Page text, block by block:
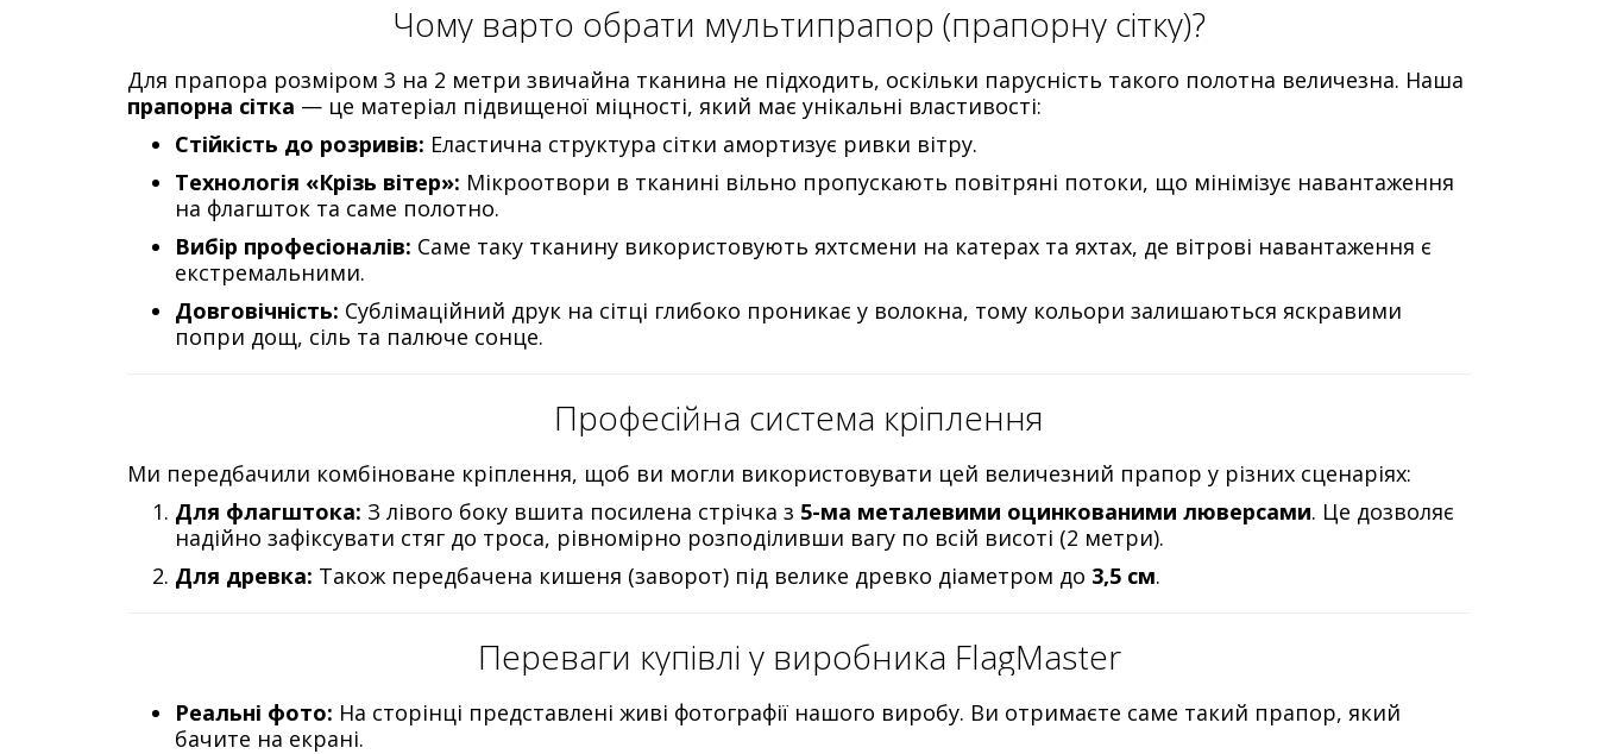
Чому варто обрати мультипрапор (прапорну сітку)?
Для прапора розміром 3 на 2 метри звичайна тканина не підходить, оскільки парусність такого полотна величезна. Наша
прапорна сітка — це матеріал підвищеної міцності, який має унікальні властивості:
Стійкість до розривів: Еластична структура сітки амортизує ривки вітру.
Технологія «Крізь вітер»: Мікроотвори в тканині вільно пропускають повітряні потоки, що мінімізує навантаження
на флагшток та саме полотно.
Вибір професіоналів: Саме таку тканину використовують яхтсмени на катерах та яхтах, де вітрові навантаження є
екстремальними.
Довговічність: Сублімаційний друк на сітці глибоко проникає у волокна, тому кольори залишаються яскравими
попри дощ, сіль та палюче сонце.
Професійна система кріплення
Ми передбачили комбіноване кріплення, щоб ви могли використовувати цей величезний прапор у різних сценаріях:
Для флагштока: З лівого боку вшита посилена стрічка з 5-ма металевими оцинкованими люверсами. Це дозволяє
надійно зафіксувати стяг до троса, рівномірно розподіливши вагу по всій висоті (2 метри).
Для древка: Також передбачена кишеня (заворот) під велике древко діаметром до 3,5 см.
Переваги купівлі у виробника FlagMaster
Реальні фото: На сторінці представлені живі фотографії нашого виробу. Ви отримаєте саме такий прапор, який
бачите на екрані.